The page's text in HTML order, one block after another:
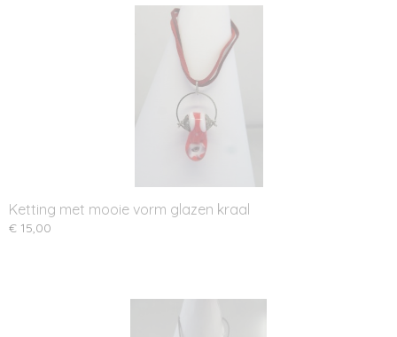
Ketting met mooie vorm glazen kraal
€ 15,00